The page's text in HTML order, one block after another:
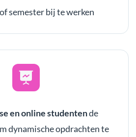
semester bij te werken
en online studentende
dynamische opdrachten te